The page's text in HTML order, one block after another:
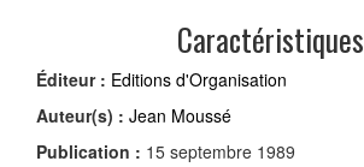
Caractéristiques
Éditeur : Editions d'Organisation
Auteur(s) : Jean Moussé
Publication : 15 septembre 1989